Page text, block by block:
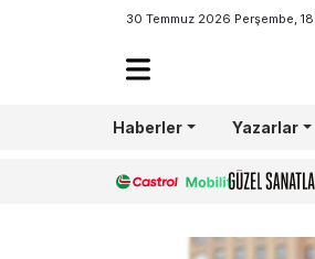
30 Temmuz 2026 Perşembe,
Haberler Yazarlar
Castrol Güzel